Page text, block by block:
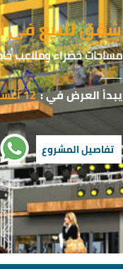
شقق للبيع في
مساحات خضراء وملاعب
يبدأ العرض في : 12 أغسطس 2022
تفاصيل المشروع